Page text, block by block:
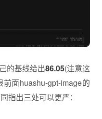
的基线给出86.05(注意这
面huashu-gpt-image的
指出三处可以更严：